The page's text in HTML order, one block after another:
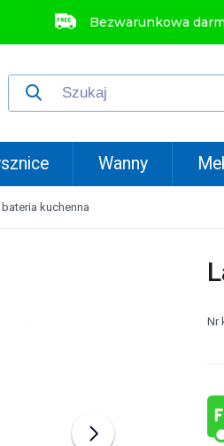
Bezwarunkowa
Wanny
kuchenna
Nr